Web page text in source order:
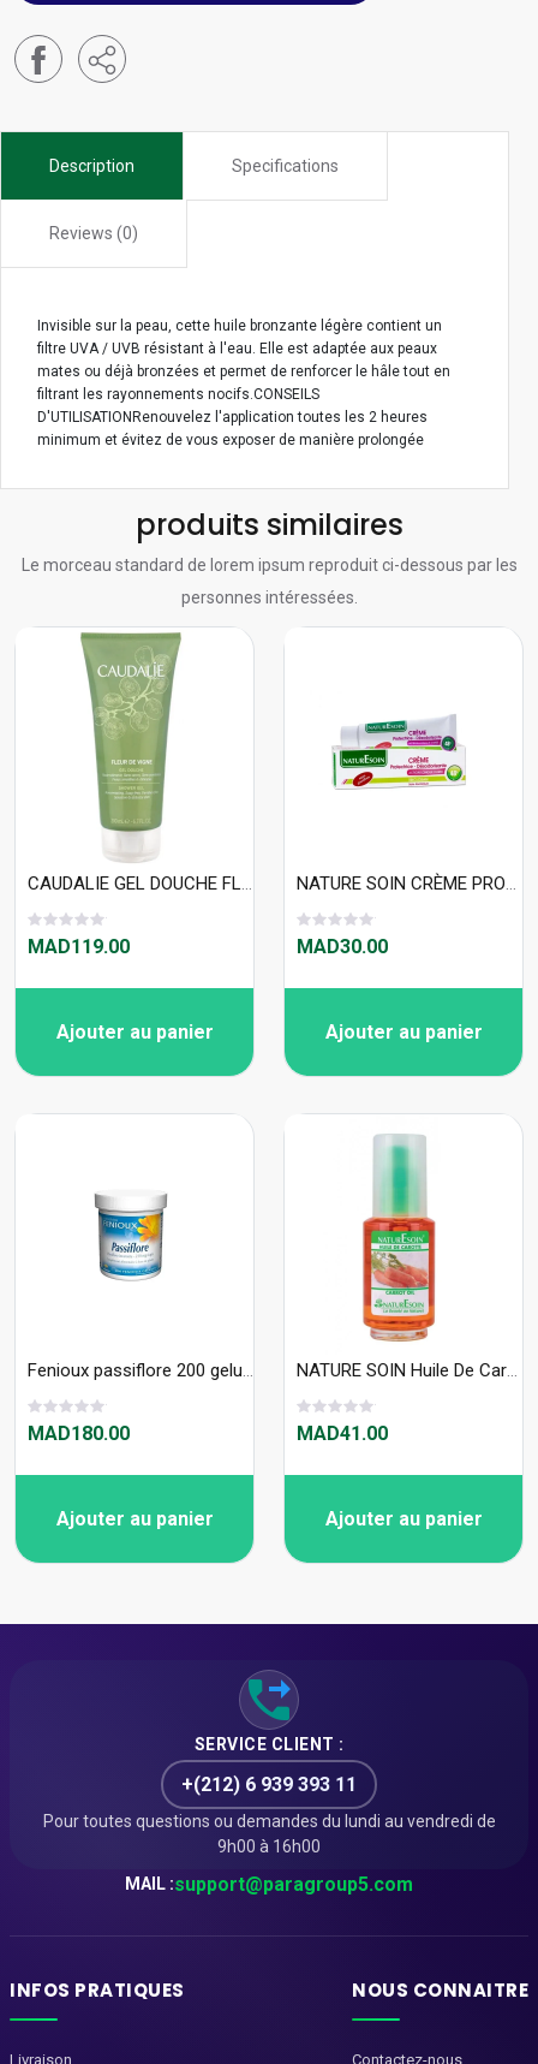
Description Specifications
Reviews (0)
Invisible sur la peau, cette huile bronzante légère contient un
filtre UVA / UVB résistant à l'eau. Elle est adaptée aux peaux
mates ou déjà bronzées et permet de renforcer le hâle tout en
filtrant les rayonnements nocifs.CONSEILS
D'UTILISATIONRenouvelez l'application toutes les 2 heures
minimum et évitez de vous exposer de manière prolongée
produits similaires
Le morceau standard de lorem ipsum reproduit ci-dessous par les
personnes intéressées.
CAUDALIE GEL DOUCHE FLEUR DE VIGNE 200 ML
MAD119.00
Ajouter au panier
NATURE SOIN CRÈME PROTECTRICE DÉSODORISANTE 48 HEURES
MAD30.00
Ajouter au panier
Fenioux passiflore 200 gelules
MAD180.00
Ajouter au panier
NATURE SOIN Huile De Carotte 50ml
MAD41.00
Ajouter au panier
SERVICE CLIENT :
+(212) 6 939 393 11
Pour toutes questions ou demandes du lundi au vendredi de
9h00 à 16h00
MAIL :support@paragroup5.com
INFOS PRATIQUES
Livraison
NOUS CONNAITRE
Contactez-nous